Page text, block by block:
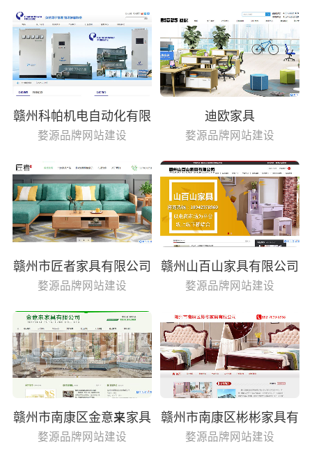
赣州科帕机电自动化有限
公司
婺源品牌网站建设
迪欧家具
婺源品牌网站建设
赣州市匠者家具有限公司
婺源品牌网站建设
赣州山百山家具有限公司
婺源品牌网站建设
赣州市南康区金意来家具
有限公司
婺源品牌网站建设
赣州市南康区彬彬家具有
限公司
婺源品牌网站建设